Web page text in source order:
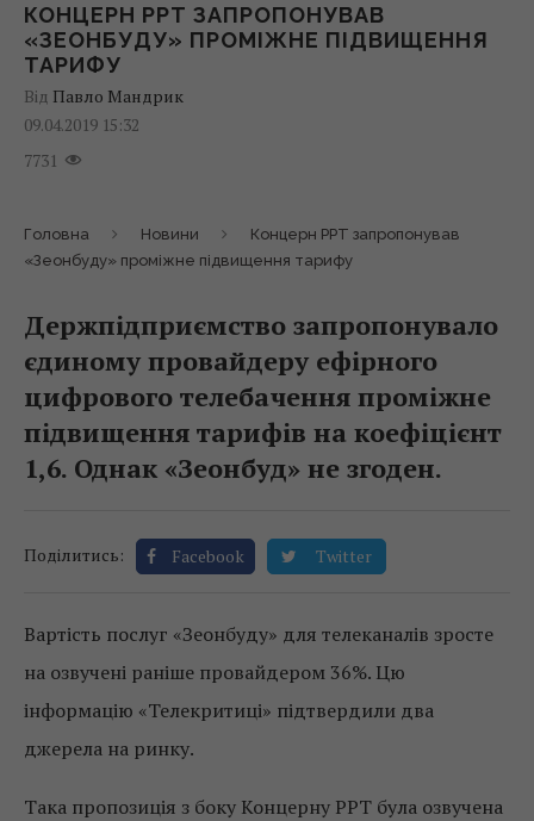
КОНЦЕРН РРТ ЗАПРОПОНУВАВ
«ЗЕОНБУДУ» ПРОМІЖНЕ ПІДВИЩЕННЯ
ТАРИФУ
Від Павло Мандрик
09.04.2019 15:32
7731
Головна Новини
Концерн РРТ запропонував
«Зеонбуду» проміжне підвищення тарифу
Держпідприємство запропонувало
єдиному провайдеру ефірного
цифрового телебачення проміжне
підвищення тарифів на коефіцієнт
1,6. Однак «Зеонбуд» не згоден.
Поділитись: Facebook Twitter
Вартість послуг «Зеонбуду» для телеканалів зросте
на озвучені раніше провайдером 36%. Цю
інформацію «Телекритиці» підтвердили два
джерела на ринку.
Така пропозиція з боку Концерну РРТ була озвучена